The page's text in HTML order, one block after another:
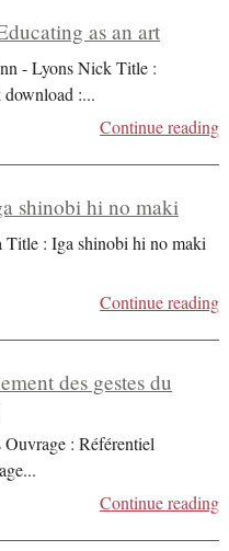
as an art
- Lyons Nick Title :
:...
Continue reading
shinobi hi no maki
Title : Iga shinobi hi no maki
Continue reading
des gestes du
Ouvrage : Référentiel
...
Continue reading